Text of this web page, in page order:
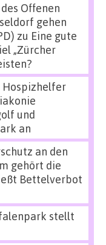
Offenen
gehen
zu Eine gute
„Zürcher
Hospizhelfer
und
an
an den
gehört die
Bettelverbot
stellt